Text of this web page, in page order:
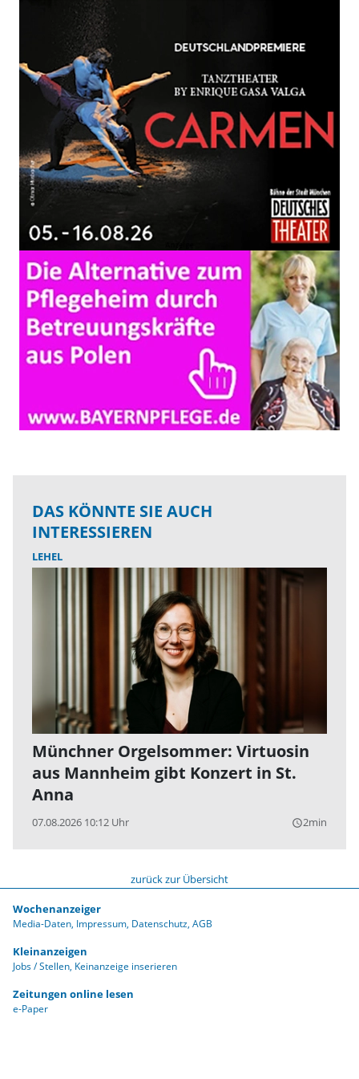
DAS KÖNNTE SIE AUCH
INTERESSIEREN
LEHEL
Münchner Orgelsommer: Virtuosin
aus Mannheim gibt Konzert in St.
Anna
07.08.2026 10:12 Uhr query_builder2min
zurück zur Übersicht
Wochenanzeiger
Media-Daten Impressum Datenschutz AGB
Kleinanzeigen
Jobs / Stellen Keinanzeige inserieren
Zeitungen online lesen
e-Paper